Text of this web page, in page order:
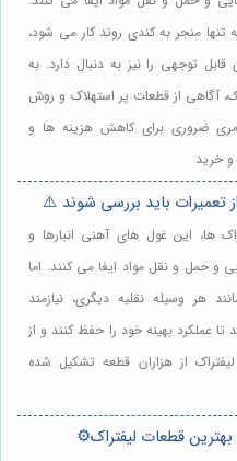
منجر به کندی روند کار می شود،
توجهی را نیز به دنبال دارد. به
آگاهی از قطعات پر استهلاک و روش
ضروری برای کاهش هزینه ها و
خرید
ها، این غول های آهنی انبارها و
و حمل و نقل مواد ایفا می کنند. اما
هر وسیله نقلیه دیگری، نیازمند
عملکرد بهینه خود را حفظ کنند و از
از هزاران قطعه تشکیل شده